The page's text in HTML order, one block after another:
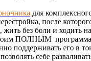
для
после
без боли и
моим ПОЛНЫМ
поддерживать его
себе